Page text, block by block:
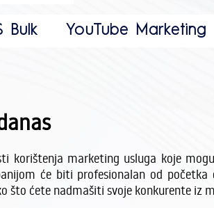
Bulk YouTube Marketing
korištenja marketing usluga koje
će biti profesionalan od početka
ćete nadmašiti svoje konkurente iz